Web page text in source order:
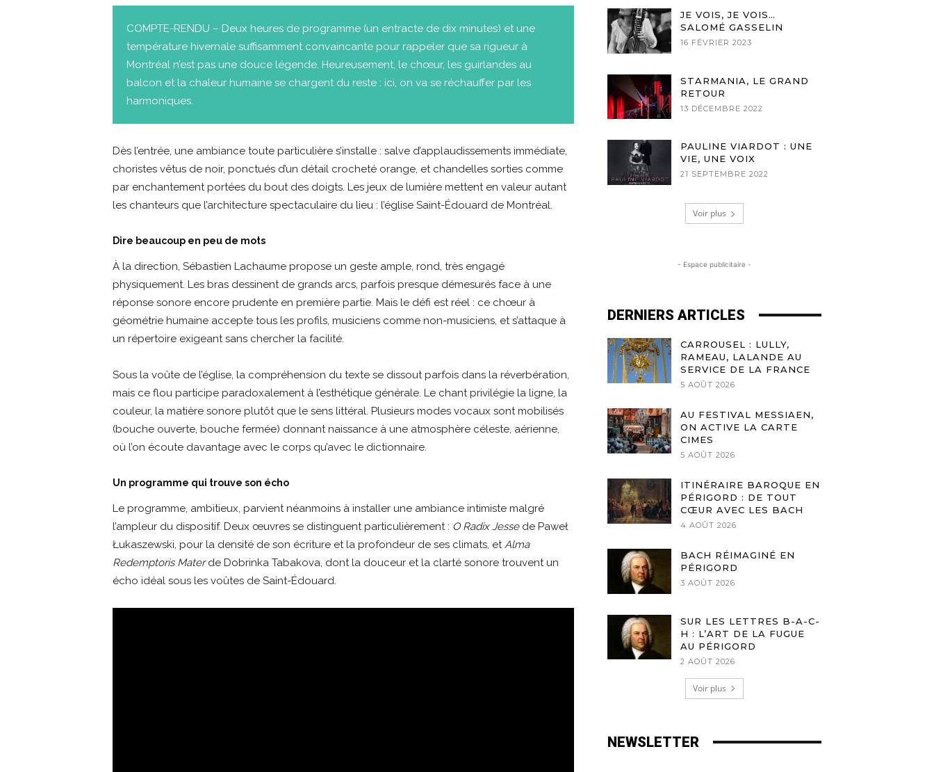
COMPTE-RENDU – Deux heures de programme (un entracte de dix minutes) et une
température hivernale suffisamment convaincante pour rappeler que sa rigueur à
Montréal n’est pas une douce légende. Heureusement, le chœur, les guirlandes au
balcon et la chaleur humaine se chargent du reste : ici, on va se réchauffer par les
harmoniques.
Dès l’entrée, une ambiance toute particulière s’installe : salve d’applaudissements immédiate,
choristes vêtus de noir, ponctués d’un détail crocheté orange, et chandelles sorties comme
par enchantement portées du bout des doigts. Les jeux de lumière mettent en valeur autant
les chanteurs que l’architecture spectaculaire du lieu : l’église Saint-Édouard de Montréal.
Dire beaucoup en peu de mots
À la direction, Sébastien Lachaume propose un geste ample, rond, très engagé
physiquement. Les bras dessinent de grands arcs, parfois presque démesurés face à une
réponse sonore encore prudente en première partie. Mais le défi est réel : ce chœur à
géométrie humaine accepte tous les profils, musiciens comme non-musiciens, et s’attaque à
un répertoire exigeant sans chercher la facilité.
Sous la voûte de l’église, la compréhension du texte se dissout parfois dans la réverbération,
mais ce flou participe paradoxalement à l’esthétique générale. Le chant privilégie la ligne, la
couleur, la matière sonore plutôt que le sens littéral. Plusieurs modes vocaux sont mobilisés
(bouche ouverte, bouche fermée) donnant naissance à une atmosphère céleste, aérienne,
où l’on écoute davantage avec le corps qu’avec le dictionnaire.
Un programme qui trouve son écho
Le programme, ambitieux, parvient néanmoins à installer une ambiance intimiste malgré
l’ampleur du dispositif. Deux œuvres se distinguent particulièrement : O Radix Jessede Paweł
Łukaszewski, pour la densité de son écriture et la profondeur de ses climats, et Alma
Redemptoris Materde Dobrinka Tabakova, dont la douceur et la clarté sonore trouvent un
écho idéal sous les voûtes de Saint-Édouard.
JE VOIS, JE VOIS…
SALOMÉ GASSELIN
16 FÉVRIER 2023
STARMANIA, LE GRAND
RETOUR
13 DÉCEMBRE 2022
PAULINE VIARDOT : UNE
VIE, UNE VOIX
21 SEPTEMBRE 2022
Voir plus
- Espace publicitaire -
DERNIERS ARTICLES
CARROUSEL : LULLY,
RAMEAU, LALANDE AU
SERVICE DE LA FRANCE
5 AOÛT 2026
AU FESTIVAL MESSIAEN,
ON ACTIVE LA CARTE
CIMES
5 AOÛT 2026
ITINÉRAIRE BAROQUE EN
PÉRIGORD : DE TOUT
CŒUR AVEC LES BACH
4 AOÛT 2026
BACH RÉIMAGINÉ EN
PÉRIGORD
3 AOÛT 2026
SUR LES LETTRES B-A-C-
H : L’ART DE LA FUGUE
AU PÉRIGORD
2 AOÛT 2026
Voir plus
NEWSLETTER